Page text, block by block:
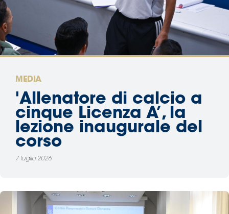
Media
Contatti
Assicurazione
Social media
MEDIA
'Allenatore di calcio a
cinque Licenza A’, la
lezione inaugurale del
corso
7 luglio 2026